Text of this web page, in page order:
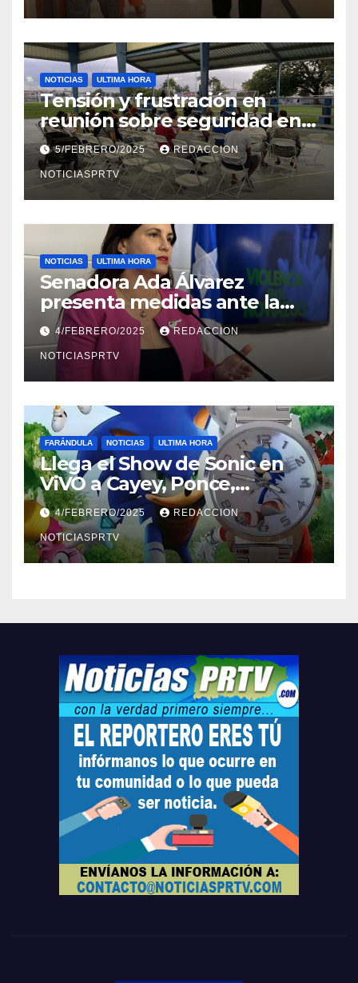
NOTICIAS ULTIMA HORA
Tensión y frustración en
reunión sobre seguridad en
Reparto Metropolitano
5/FEBRERO/2025 REDACCION
NOTICIASPRTV
NOTICIAS ULTIMA HORA
Senadora Ada Álvarez
presenta medidas ante la
violencia en el noviazgo
4/FEBRERO/2025 REDACCION
NOTICIASPRTV
FARÁNDULA NOTICIAS ULTIMA HORA
Llega el Show de Sonic en
ViVO a Cayey, Ponce,
Barceloneta y Humacao,
Relojes gratis para el que
compre ahora….
4/FEBRERO/2025 REDACCION
NOTICIASPRTV